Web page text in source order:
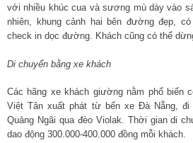
với nhiều khúc cua và sương mù dày vào
nhiên, khung cảnh hai bên đường đẹp,
check in dọc đường. Khách cũng có thể
Di chuyển bằng xe khách
Các hãng xe khách giường nằm phổ biến
Việt Tân xuất phát từ bến xe Đà Nẵng, đi
Quảng Ngãi qua đèo Violak. Thời gian di
dao động 300.000-400.000 đồng mỗi khách.